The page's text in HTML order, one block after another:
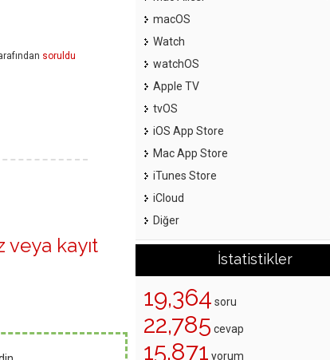
soruldu
veya kayıt
macOS
Watch
watchOS
Apple TV
tvOS
iOS App Store
Mac App Store
iTunes Store
iCloud
Diğer
İstatistikler
19,364 soru
22,785 cevap
15,871 yorum